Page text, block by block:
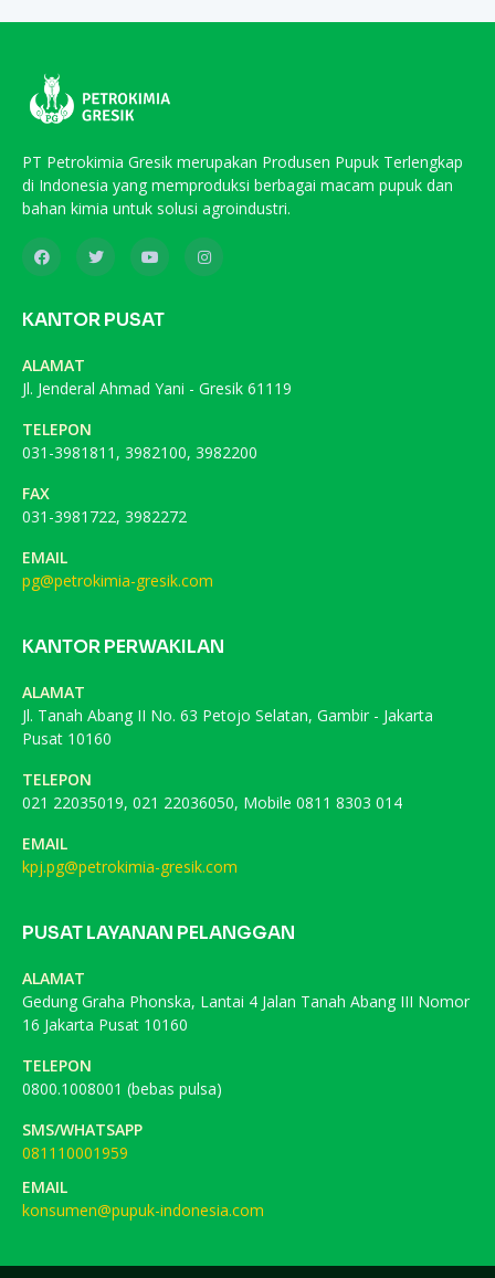
PT Petrokimia Gresik merupakan Produsen Pupuk Terlengkap
di Indonesia yang memproduksi berbagai macam pupuk dan
bahan kimia untuk solusi agroindustri.
KANTOR PUSAT
ALAMAT
Jl. Jenderal Ahmad Yani - Gresik 61119
TELEPON
031-3981811, 3982100, 3982200
FAX
031-3981722, 3982272
EMAIL
pg@petrokimia-gresik.com
KANTOR PERWAKILAN
ALAMAT
Jl. Tanah Abang II No. 63 Petojo Selatan, Gambir - Jakarta
Pusat 10160
TELEPON
021 22035019, 021 22036050, Mobile 0811 8303 014
EMAIL
kpj.pg@petrokimia-gresik.com
PUSAT LAYANAN PELANGGAN
ALAMAT
Gedung Graha Phonska, Lantai 4 Jalan Tanah Abang III Nomor
16 Jakarta Pusat 10160
TELEPON
0800.1008001 (bebas pulsa)
SMS/WHATSAPP
081110001959
EMAIL
konsumen@pupuk-indonesia.com